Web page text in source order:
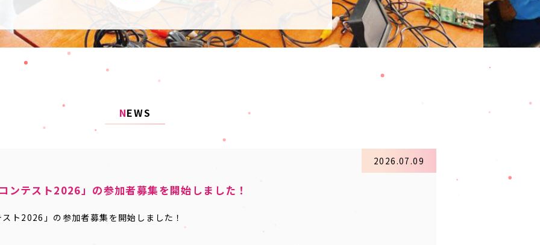
NEWS
2026.07.09
ンテスト2026」の参加者募集を開始しました！
ト2026」の参加者募集を開始しました！